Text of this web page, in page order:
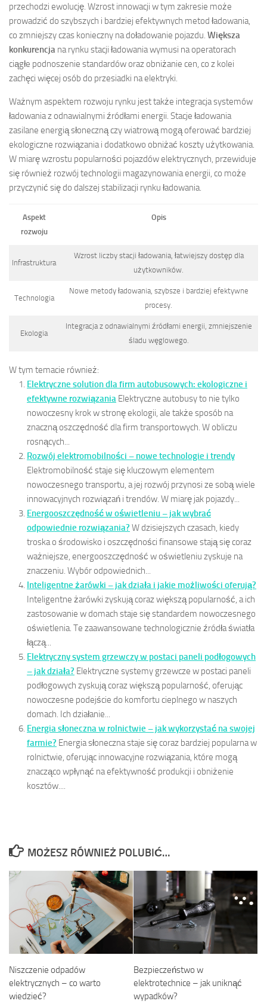
przechodzi ewolucję. Wzrost innowacji w tym zakresie może
prowadzić do szybszych i bardziej efektywnych metod ładowania,
co zmniejszy czas konieczny na doładowanie pojazdu. Większa
konkurencja na rynku stacji ładowania wymusi na operatorach
ciągłe podnoszenie standardów oraz obniżanie cen, co z kolei
zachęci więcej osób do przesiadki na elektryki.
Ważnym aspektem rozwoju rynku jest także integracja systemów
ładowania z odnawialnymi źródłami energii. Stacje ładowania
zasilane energią słoneczną czy wiatrową mogą oferować bardziej
ekologiczne rozwiązania i dodatkowo obniżać koszty użytkowania.
W miarę wzrostu popularności pojazdów elektrycznych, przewiduje
się również rozwój technologii magazynowania energii, co może
przyczynić się do dalszej stabilizacji rynku ładowania.
Aspekt
rozwoju
Opis
Infrastruktura
Wzrost liczby stacji ładowania, łatwiejszy dostęp dla
użytkowników.
Technologia
Nowe metody ładowania, szybsze i bardziej efektywne
procesy.
Ekologia
Integracja z odnawialnymi źródłami energii, zmniejszenie
śladu węglowego.
W tym temacie również:
Elektryczne solution dla firm autobusowych: ekologiczne i
efektywne rozwiązania Elektryczne autobusy to nie tylko
nowoczesny krok w stronę ekologii, ale także sposób na
znaczną oszczędność dla firm transportowych. W obliczu
rosnących...
Rozwój elektromobilności – nowe technologie i trendy
Elektromobilność staje się kluczowym elementem
nowoczesnego transportu, a jej rozwój przynosi ze sobą wiele
innowacyjnych rozwiązań i trendów. W miarę jak pojazdy...
Energooszczędność w oświetleniu – jak wybrać
odpowiednie rozwiązania? W dzisiejszych czasach, kiedy
troska o środowisko i oszczędności finansowe stają się coraz
ważniejsze, energooszczędność w oświetleniu zyskuje na
znaczeniu. Wybór odpowiednich...
Inteligentne żarówki – jak działa i jakie możliwości oferują?
Inteligentne żarówki zyskują coraz większą popularność, a ich
zastosowanie w domach staje się standardem nowoczesnego
oświetlenia. Te zaawansowane technologicznie źródła światła
łączą...
Elektryczny system grzewczy w postaci paneli podłogowych
– jak działa? Elektryczne systemy grzewcze w postaci paneli
podłogowych zyskują coraz większą popularność, oferując
nowoczesne podejście do komfortu cieplnego w naszych
domach. Ich działanie...
Energia słoneczna w rolnictwie – jak wykorzystać na swojej
farmie? Energia słoneczna staje się coraz bardziej popularna w
rolnictwie, oferując innowacyjne rozwiązania, które mogą
znacząco wpłynąć na efektywność produkcji i obniżenie
kosztów....
MOŻESZ RÓWNIEŻ POLUBIĆ…
Niszczenie odpadów
elektrycznych – co warto
wiedzieć?
Bezpieczeństwo w
elektrotechnice – jak uniknąć
wypadków?